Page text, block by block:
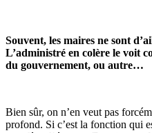
Souvent, les maires ne sont
L’administré en colère le voit
du gouvernement, ou autre…
Bien sûr, on n’en veut pas
profond. Si c’est la fonction qui